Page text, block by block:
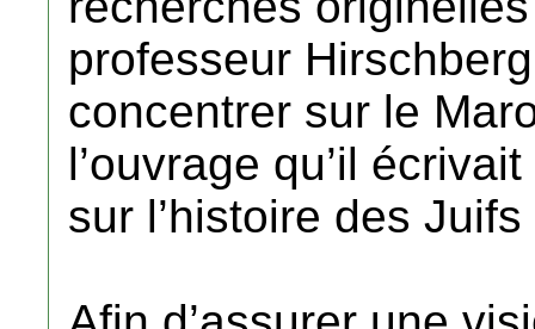
professeur
concentrer sur le
l’ouvrage qu’il écrivait
sur l’histoire des